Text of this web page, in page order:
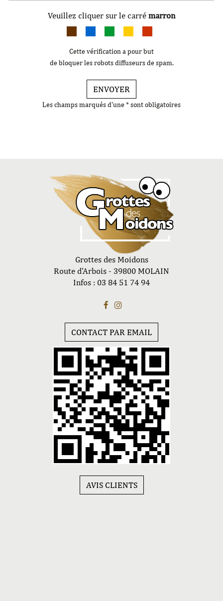
Veuillez cliquer sur le carré marron
Cette vérification a pour but
de bloquer les robots diffuseurs de spam.
ENVOYER
Les champs marqués d'une * sont obligatoires
Grottes des Moidons
Route d'Arbois - 39800 MOLAIN
Infos : 03 84 51 74 94
CONTACT PAR EMAIL
AVIS CLIENTS